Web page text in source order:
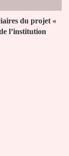
du projet «
l’institution